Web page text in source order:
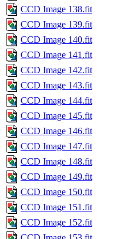
CCD Image 138.fit
CCD Image 139.fit
CCD Image 140.fit
CCD Image 141.fit
CCD Image 142.fit
CCD Image 143.fit
CCD Image 144.fit
CCD Image 145.fit
CCD Image 146.fit
CCD Image 147.fit
CCD Image 148.fit
CCD Image 149.fit
CCD Image 150.fit
CCD Image 151.fit
CCD Image 152.fit